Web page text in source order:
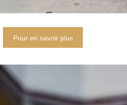
Pour en savoir plus